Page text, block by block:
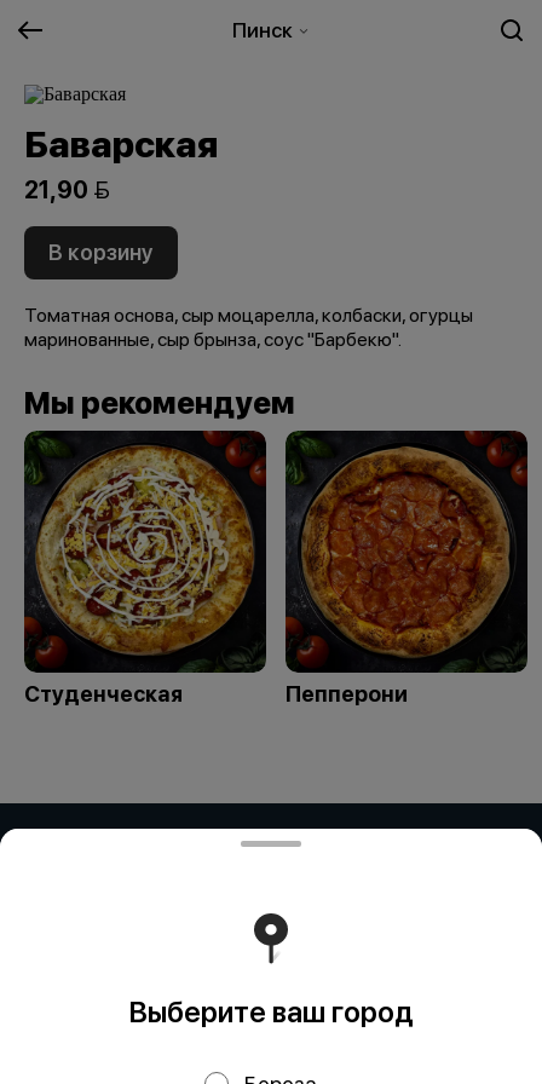
Пинск
Баварская
21,90 
В корзину
Томатная основа, сыр моцарелла, колбаски, огурцы
маринованные, сыр брынза, соус "Барбекю".
Мы рекомендуем
Студенческая Пепперони
ЧАСТНОЕ ПРЕДПРИЯТИЕ "ПРИМАР
БЕЛАРУСЬ, БРЕСТСКАЯ ОБЛ., Г. ПИНСК, УЛ.
РОКОССОВСКОГО, ДОМ 23Д/2, 225715 УНП: 291838328
"Карт-счет: BY59ALFA30122E81510010270000 в BYN в
ЗАО 'Альфа-Банк', БИК: ALFABY2X"
Выберите ваш город